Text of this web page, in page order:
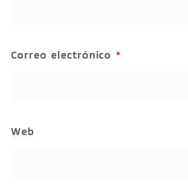
Correo electrónico*
Web